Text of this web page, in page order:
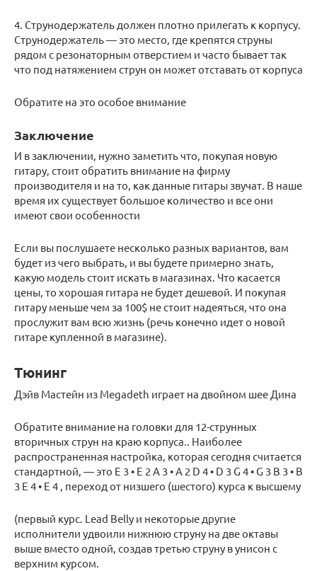
4. Струнодержатель должен плотно прилегать к корпусу.
Струнодержатель — это место, где крепятся струны
рядом с резонаторным отверстием и часто бывает так
что под натяжением струн он может отставать от корпуса
Обратите на это особое внимание
Заключение
И в заключении, нужно заметить что, покупая новую
гитару, стоит обратить внимание на фирму
производителя и на то, как данные гитары звучат. В наше
время их существует большое количество и все они
имеют свои особенности
Если вы послушаете несколько разных вариантов, вам
будет из чего выбрать, и вы будете примерно знать,
какую модель стоит искать в магазинах. Что касается
цены, то хорошая гитара не будет дешевой. И покупая
гитару меньше чем за 100$ не стоит надеяться, что она
прослужит вам всю жизнь (речь конечно идет о новой
гитаре купленной в магазине).
Тюнинг
Дэйв Мастейн из Megadeth играет на двойном шее Дина
Обратите внимание на головки для 12-струнных
вторичных струн на краю корпуса.. Наиболее
распространенная настройка, которая сегодня считается
стандартной, — это E 3 • E 2 A 3 • A 2 D 4 • D 3 G 4 • G 3 B 3 • B
3 E 4 • E 4 , переход от низшего (шестого) курса к высшему
(первый курс. Lead Belly и некоторые другие
исполнители удвоили нижнюю струну на две октавы
выше вместо одной, создав третью струну в унисон с
верхним курсом.